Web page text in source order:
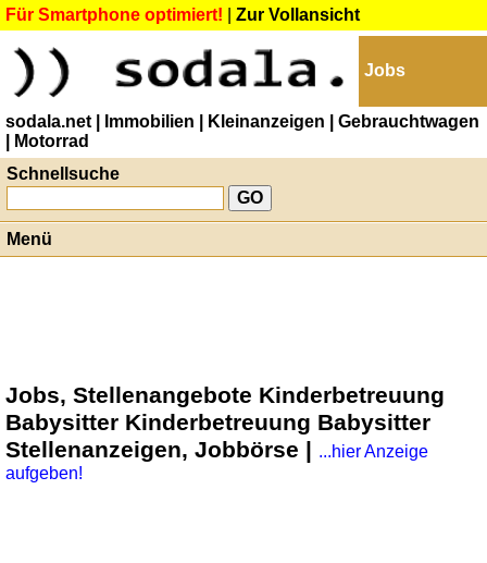
Für Smartphone optimiert! Zur Vollansicht
Jobs
sodala.net | Immobilien | Kleinanzeigen
| Gebrauchtwagen
| Motorrad
Schnellsuche
Menü
Jobs, Stellenangebote Kinderbetreuung
Babysitter Kinderbetreuung Babysitter
Stellenanzeigen, Jobbörse | ...hier Anzeige
aufgeben!